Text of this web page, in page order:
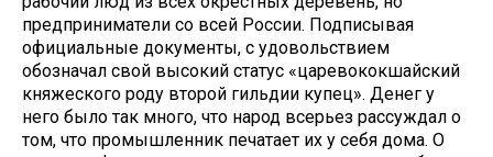
предприниматели со всей России. Подписывая
официальные документы, с удовольствием
обозначал свой высокий статус «царевококшайский
княжеского роду второй гильдии купец». Денег у
него было так много, что народ всерьез рассуждал о
том, что промышленник печатает их у себя дома. О